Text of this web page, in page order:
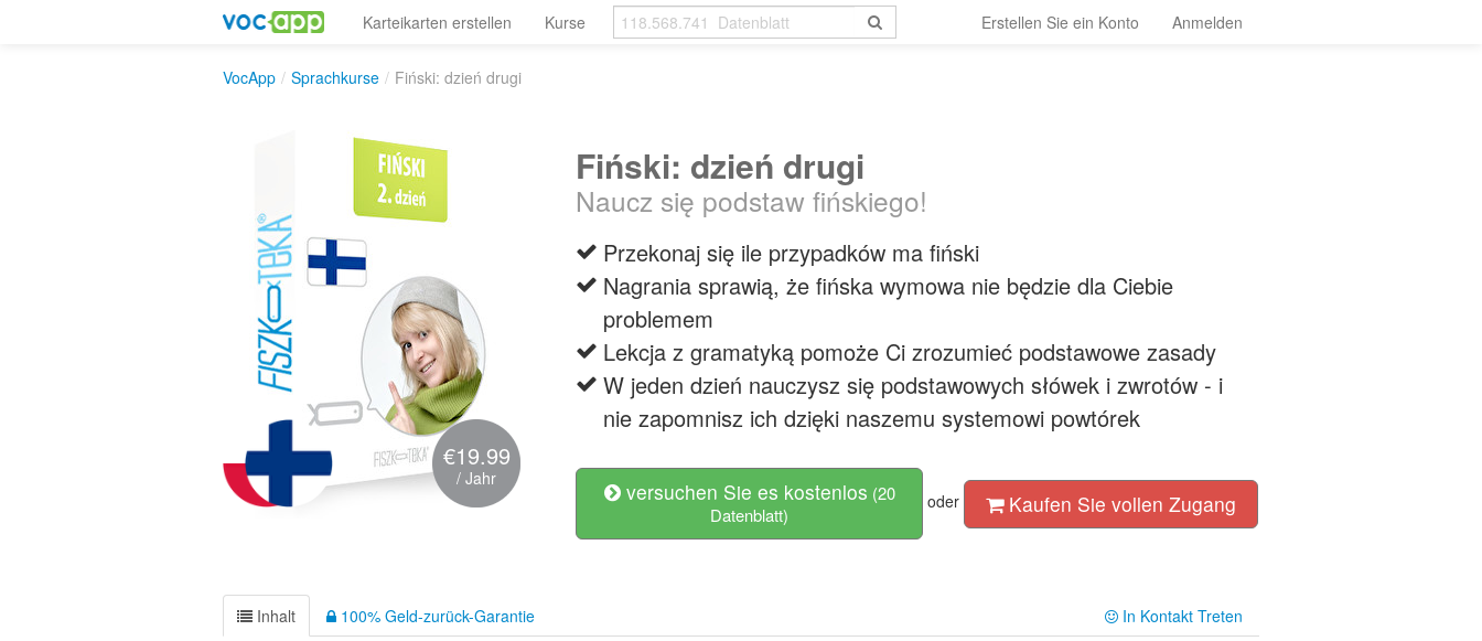
Karteikarten erstellen Kurse Erstellen Sie ein Konto Anmelden
VocApp / Sprachkurse / Fiński: dzień drugi
€19.99
/ Jahr
Fiński: dzień drugi
Naucz się podstaw fińskiego!
Przekonaj się ile przypadków ma fiński
Nagrania sprawią, że fińska wymowa nie będzie dla Ciebie
problemem
Lekcja z gramatyką pomoże Ci zrozumieć podstawowe zasady
W jeden dzień nauczysz się podstawowych słówek i zwrotów - i
nie zapomnisz ich dzięki naszemu systemowi powtórek
versuchen Sie es kostenlos (20
Datenblatt)
oder Kaufen Sie vollen Zugang
Inhalt 100% Geld-zurück-Garantie In Kontakt Treten